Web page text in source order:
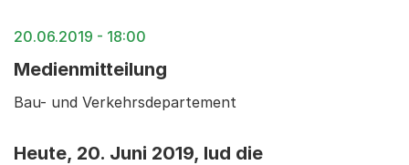
20.06.2019 - 18:00
Medienmitteilung
Bau- und Verkehrsdepartement
Heute, 20. Juni 2019, lud die